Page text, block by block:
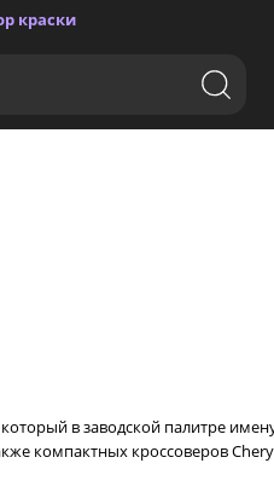
краски
в заводской палитре
компактных кроссоверов